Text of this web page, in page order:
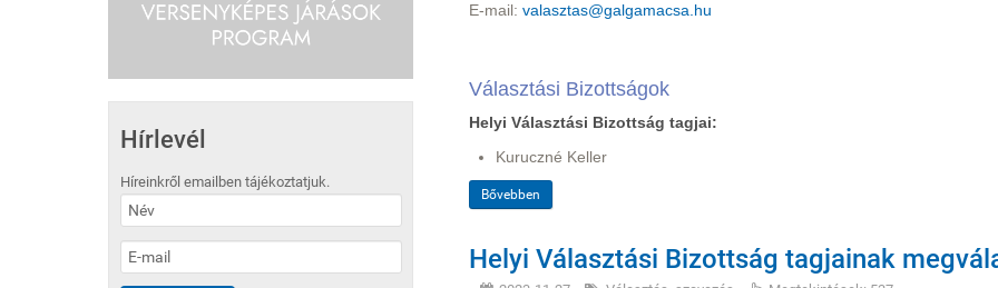
Hírlevél
Híreinkről emailben tájékoztatjuk.
E-mail: valasztas@galgamacsa.hu
Választási Bizottságok
Helyi Választási Bizottság tagjai:
Kuruczné Keller
Bővebben
Helyi Választási Bizottság tagjainak